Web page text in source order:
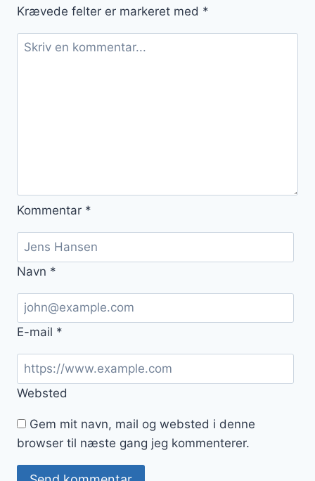
Krævede felter er markeret med *
Kommentar *
Navn *
E-mail *
Websted
Gem mit navn, mail og websted i denne
browser til næste gang jeg kommenterer.